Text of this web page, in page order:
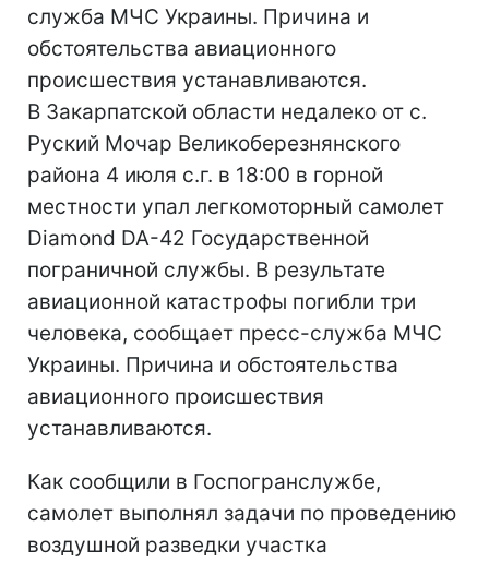
служба МЧС Украины. Причина и
обстоятельства авиационного
происшествия устанавливаются.
В Закарпатской области недалеко от с.
Руский Мочар Великоберезнянского
района 4 июля с.г. в 18:00 в горной
местности упал легкомоторный самолет
Diamond DA-42 Государственной
пограничной службы. В результате
авиационной катастрофы погибли три
человека, сообщает пресс-служба МЧС
Украины. Причина и обстоятельства
авиационного происшествия
устанавливаются.
Как сообщили в Госпогранслужбе,
самолет выполнял задачи по проведению
воздушной разведки участка